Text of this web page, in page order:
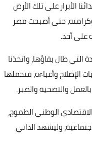
الأبرار على تلك الأرض
حتى أصبحت مصر
على أحد.
طال بقاؤها، واتخذنا
وأعباءه، فتحملها
والتضحية والصبر.
الوطني الطموح،
وليشهد الداني